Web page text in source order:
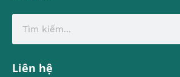
Liên hệ